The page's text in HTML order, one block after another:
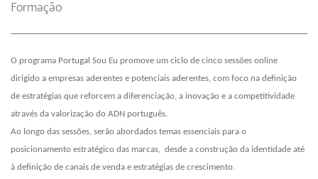
Formação
O programa Portugal Sou Eu promove um ciclo de cinco sessões online
dirigido a empresas aderentes e potenciais aderentes, com foco na definição
de estratégias que reforcem a diferenciação, a inovação e a competitividade
através da valorização do ADN português.
Ao longo das sessões, serão abordados temas essenciais para o
posicionamento estratégico das marcas, desde a construção da identidade até
à definição de canais de venda e estratégias de crescimento.